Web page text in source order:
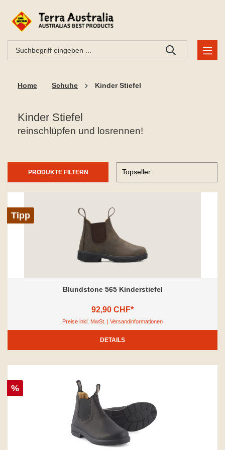
Home Schuhe Kinder Stiefel
Kinder Stiefel
reinschlüpfen und losrennen!
PRODUKTE FILTERN
Tipp
Blundstone 565 Kinderstiefel
92,90 CHF*
Preise inkl. MwSt. | Versandinformationen
DETAILS
%